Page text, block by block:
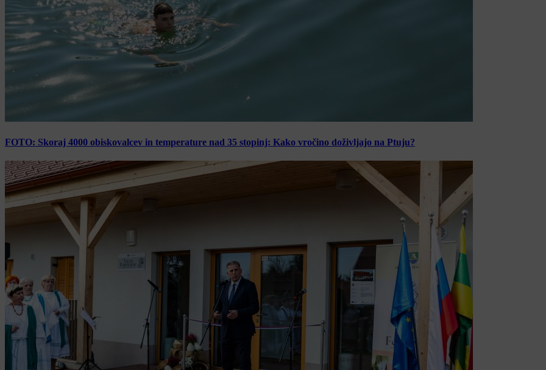
FOTO: Skoraj 4000 obiskovalcev in temperature nad 35 stopinj: Kako vročino doživljajo na Ptuju?